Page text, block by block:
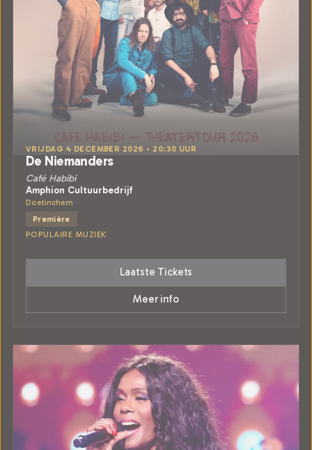
VRIJDAG 4 DECEMBER 2026 • 20:30 UUR
De Niemanders
Café Habibi
Amphion Cultuurbedrijf
Doetinchem
Première
POPULAIRE MUZIEK
Laatste Tickets
Meer info